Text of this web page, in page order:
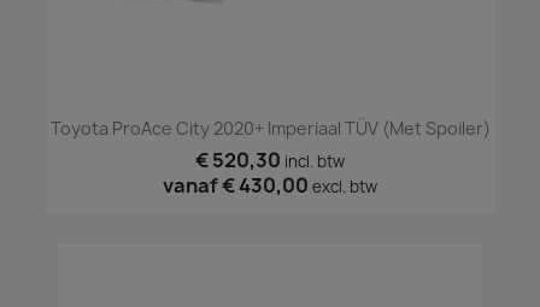
Toyota ProAce City 2020+ Imperiaal TÜV (met Spoiler)
€ 520,30 incl. btw
vanaf€ 430,00 excl. btw